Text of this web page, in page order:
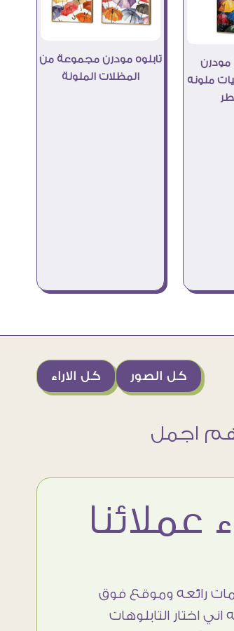
مودرن
ملونه
تابلوه مودرن مجموعة من
المظلات الملونة
كل الاراء كل الصور
رائعه وموقع فوق
اني اختار التابلوهات